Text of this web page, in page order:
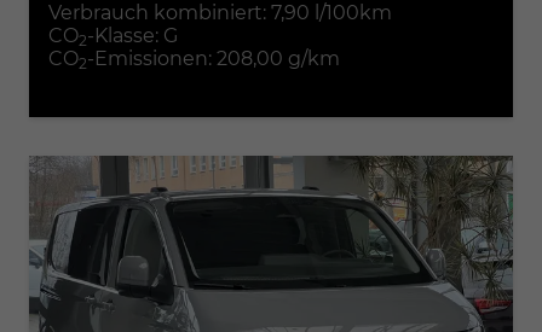
Verbrauch kombiniert: 7,90 l/100km
CO2-Klasse: G
CO2-Emissionen: 208,00 g/km